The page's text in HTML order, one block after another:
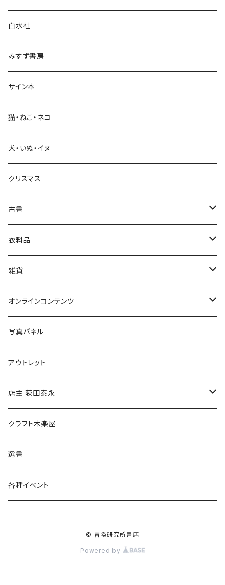
言語・ことば
生活・暮らし
芸術・絵画・写真
絵本・児童書
娯楽・エンターテインメント
白水社
みすず書房
サイン本
猫・ねこ・ネコ
犬・いぬ・イヌ
クリスマス
古書
古書セット
美術
衣料品
POLEWARDS
Tシャツ
雑貨
バッグ
ブックカバー
マグカップ
傘
食料品
その他
オンラインコンテンツ
冒険クロストーク
写真パネル
アウトレット
店主 荻田泰永
書籍
ウェア
クラフト木楽屋
選書
各種イベント
© 冒険研究所書店
Powered by